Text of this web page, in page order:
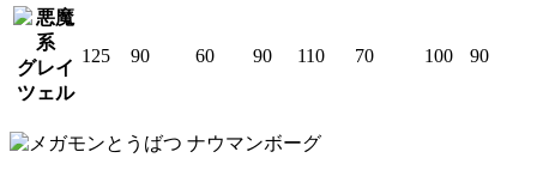
グレイ
ツェル
125 90 60 90 110 70 100 90